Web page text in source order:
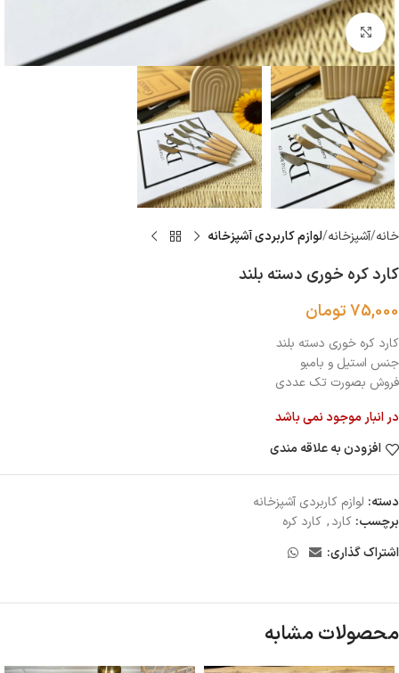
بزرگنمایی تصویر
خانه آشپزخانه لوازم كاربردى آشپزخانه
کارد کره خوری دسته بلند
75,000تومان
کارد کره خوری دسته بلند
جنس استیل و بامبو
فروش بصورت تک عددی
در انبار موجود نمی باشد
افزودن به علاقه مندی
دسته: لوازم كاربردى آشپزخانه
برچسب: کارد, کارد کره
اشتراک گذاری:
محصولات مشابه